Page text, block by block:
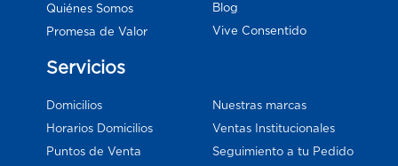
Quiénes Somos
Promesa de Valor
Blog
Vive Consentido
Servicios
Domicilios
Horarios Domicilios
Puntos de Venta
Nuestras marcas
Ventas Institucionales
Seguimiento a tu Pedido